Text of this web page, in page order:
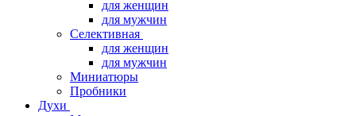
для женщин
для мужчин
Селективная
для женщин
для мужчин
Миниатюры
Пробники
Духи